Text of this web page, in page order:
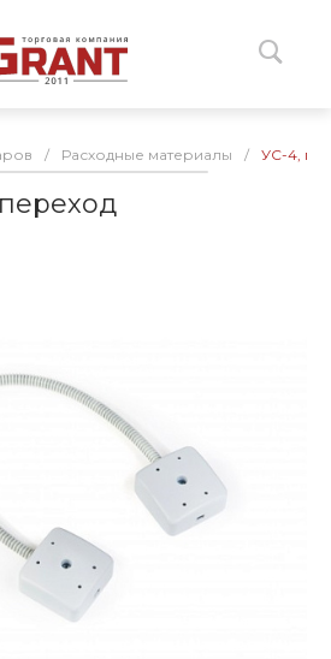
/ Расходные материалы / УС-4,